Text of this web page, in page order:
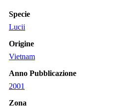
Specie
Lucii
Origine
Vietnam
Anno Pubblicazione
2001
Zona